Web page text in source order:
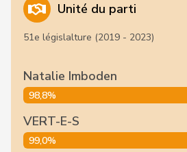
Unité du parti
51e législalture (2019 - 2023)
Natalie Imboden
98,8%
VERT-E-S
99,0%